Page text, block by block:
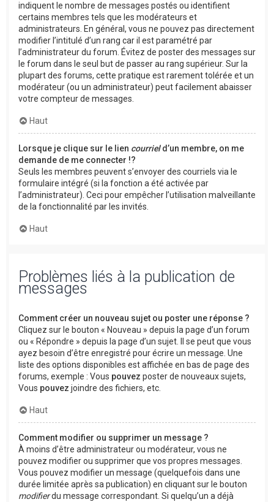
indiquent le nombre de messages postés ou identifient
certains membres tels que les modérateurs et
administrateurs. En général, vous ne pouvez pas directement
modifier l’intitulé d’un rang car il est paramétré par
l’administrateur du forum. Évitez de poster des messages sur
le forum dans le seul but de passer au rang supérieur. Sur la
plupart des forums, cette pratique est rarement tolérée et un
modérateur (ou un administrateur) peut facilement abaisser
votre compteur de messages.
Haut
Lorsque je clique sur le lien courrield’un membre, on me
demande de me connecter !?
Seuls les membres peuvent s’envoyer des courriels via le
formulaire intégré (si la fonction a été activée par
l’administrateur). Ceci pour empêcher l’utilisation malveillante
de la fonctionnalité par les invités.
Haut
Problèmes liés à la publication de
messages
Comment créer un nouveau sujet ou poster une réponse ?
Cliquez sur le bouton « Nouveau » depuis la page d’un forum
ou « Répondre » depuis la page d’un sujet. Il se peut que vous
ayez besoin d’être enregistré pour écrire un message. Une
liste des options disponibles est affichée en bas de page des
forums, exemple : Vous pouvez poster de nouveaux sujets,
Vous pouvez joindre des fichiers, etc.
Haut
Comment modifier ou supprimer un message ?
À moins d’être administrateur ou modérateur, vous ne
pouvez modifier ou supprimer que vos propres messages.
Vous pouvez modifier un message (quelquefois dans une
durée limitée après sa publication) en cliquant sur le bouton
modifierdu message correspondant. Si quelqu’un a déjà